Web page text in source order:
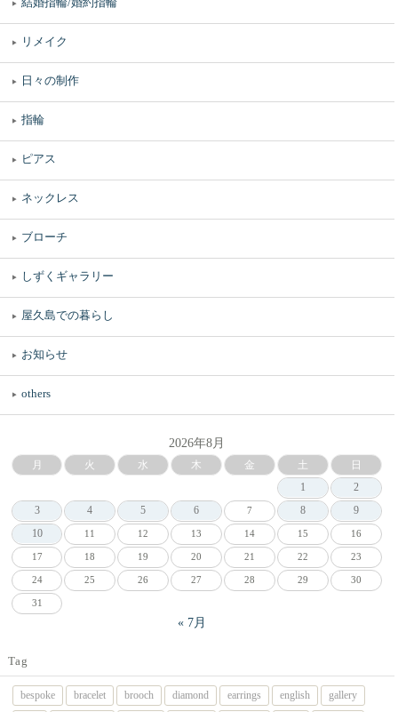
リメイク
日々の制作
指輪
ピアス
ネックレス
ブローチ
しずくギャラリー
屋久島での暮らし
お知らせ
others
2026年8月
月 火 水 木 金 土
日
1
2
3
4 5 6 7 8
9
10
11 12 13 14 15 16
17 18 19 20 21 22 23
24 25 26 27 28 29 30
31
« 7月
Tag
bespoke bracelet brooch diamond earrings english
gallery